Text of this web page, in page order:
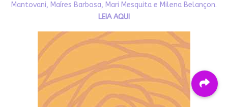
Mantovani, Maíres Barbosa, Mari Mesquita e Milena Belançon.
LEIA AQUI